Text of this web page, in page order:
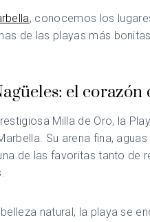
, conocemos los
de las playas más
el
Milla de Oro, la
Su arena fina,
de las favoritas tanto de
natural, la playa se